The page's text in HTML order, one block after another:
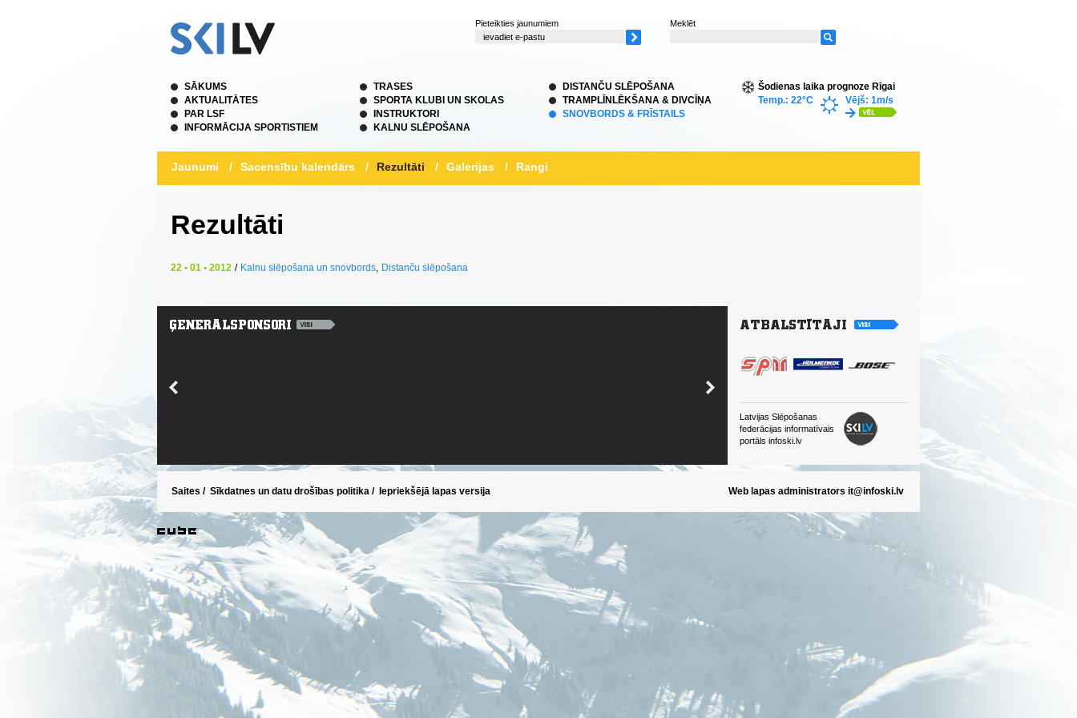
Pieteikties jaunumiem Meklēt
SĀKUMS
AKTUALITĀTES
PAR LSF
INFORMĀCIJA SPORTISTIEM
TRASES
SPORTA KLUBI UN SKOLAS
INSTRUKTORI
KALNU SLĒPOŠANA
DISTANČU SLĒPOŠANA
TRAMPLĪNLĒKŠANA & DIVCĪŅA
SNOVBORDS & FRĪSTAILS
Šodienas laika prognoze Rīgai
Temp.: 22°C
Vējš: 1m/s
Jaunumi / Sacensību kalendārs / Rezultāti / Galerijas / Rangi
Rezultāti
22 • 01 • 2012 / Kalnu slēpošana un snovbords, Distanču slēpošana
Latvijas Slēpošanas
federācijas informatīvais
portāls infoski.lv
Saites / Sīkdatnes un datu drošības politika / Iepriekšējā lapas versija Web lapas administrators it@infoski.lv